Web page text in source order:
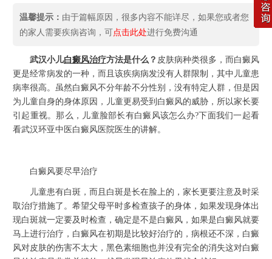
温馨提示： 由于篇幅原因，很多内容不能详尽，如果您或者您
的家人需要疾病咨询，可点击此处进行免费沟通
武汉小儿白癜风治疗方法是什么？ 皮肤病种类很多，而白癜风
更是经常病发的一种，而且该疾病病发没有人群限制，其中儿童患
病率很高。虽然白癜风不分年龄不分性别，没有特定人群，但是因
为儿童自身的身体原因，儿童更易受到白癜风的威胁，所以家长要
引起重视。那么，儿童脸部长有白癜风该怎么办?下面我们一起看
看武汉环亚中医白癜风医院医生的讲解。
白癜风要尽早治疗
儿童患有白斑，而且白斑是长在脸上的，家长更要注意及时采
取治疗措施了。希望父母平时多检查孩子的身体，如果发现身体出
现白斑就一定要及时检查，确定是不是白癜风，如果是白癜风就要
马上进行治疗，白癜风在初期是比较好治疗的，病根还不深，白癜
风对皮肤的伤害不太大，黑色素细胞也并没有完全的消失这对白癜